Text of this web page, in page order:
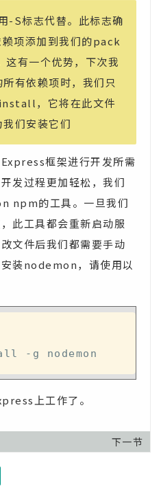
-S标志代替。此标志确
项添加到我们的pack
有一个优势，下次我
有依赖项时，我们只
，它将在此文件
们安装它们
框架进行开发所需
发过程更加轻松，我们
npm的工具。一旦我们
此工具都会重新启动服
文件后我们都需要手动
装nodemon，请使用以
上工作了。
下一节